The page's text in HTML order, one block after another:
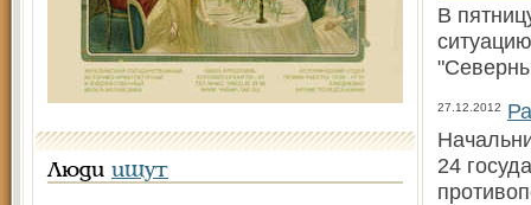
Люди ищут
В
27.12.2012
24